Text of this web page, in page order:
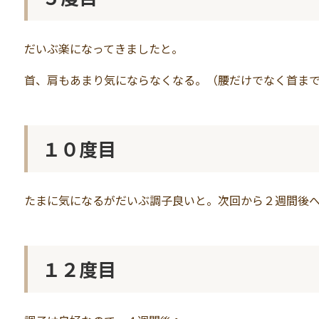
だいぶ楽になってきましたと。
首、肩もあまり気にならなくなる。（腰だけでなく首ま
１０度目
たまに気になるがだいぶ調子良いと。次回から２週間後へ
１２度目